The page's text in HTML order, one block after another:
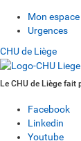
Mon espace
Urgences
CHU de Liège
Le CHU de Liège
Facebook
Linkedin
Youtube